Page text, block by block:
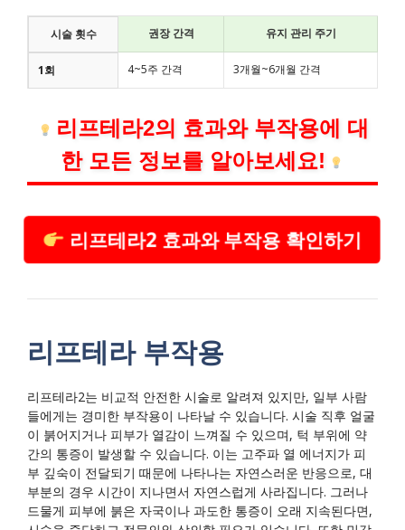
시술 횟수 권장 간격 유지 관리 주기
1회 4~5주 간격 3개월~6개월 간격
리프테라2의 효과와 부작용에 대
한 모든 정보를 알아보세요!
리프테라2 효과와 부작용 확인하기
리프테라 부작용
리프테라2는 비교적 안전한 시술로 알려져 있지만, 일부 사람
들에게는 경미한 부작용이 나타날 수 있습니다. 시술 직후 얼굴
이 붉어지거나 피부가 열감이 느껴질 수 있으며, 턱 부위에 약
간의 통증이 발생할 수 있습니다. 이는 고주파 열 에너지가 피
부 깊숙이 전달되기 때문에 나타나는 자연스러운 반응으로, 대
부분의 경우 시간이 지나면서 자연스럽게 사라집니다. 그러나
드물게 피부에 붉은 자국이나 과도한 통증이 오래 지속된다면,